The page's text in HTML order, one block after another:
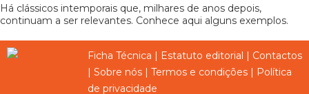
Há clássicos intemporais que, milhares de anos depois,
continuam a ser relevantes. Conhece aqui alguns exemplos.
Ficha Técnica | Estatuto editorial | Contactos
| Sobre nós | Termos e condições | Política
de privacidade